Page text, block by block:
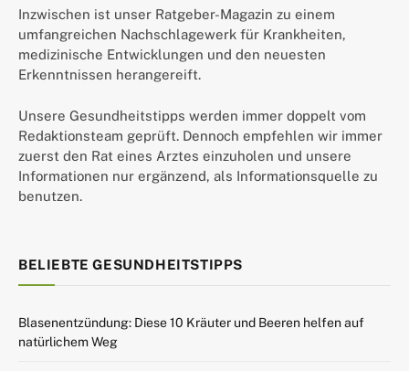
Inzwischen ist unser Ratgeber-Magazin zu einem
umfangreichen Nachschlagewerk für Krankheiten,
medizinische Entwicklungen und den neuesten
Erkenntnissen herangereift.
Unsere Gesundheitstipps werden immer doppelt vom
Redaktionsteam geprüft. Dennoch empfehlen wir immer
zuerst den Rat eines Arztes einzuholen und unsere
Informationen nur ergänzend, als Informationsquelle zu
benutzen.
BELIEBTE GESUNDHEITSTIPPS
Blasenentzündung: Diese 10 Kräuter und Beeren helfen auf
natürlichem Weg